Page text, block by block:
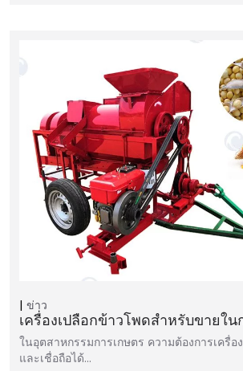
ข่าว
เครื่องเปลือกข้าวโพดสำหรับขายใน
ในอุตสาหกรรมการเกษตร ความต้องการเครื่
และเชื่อถือได้…